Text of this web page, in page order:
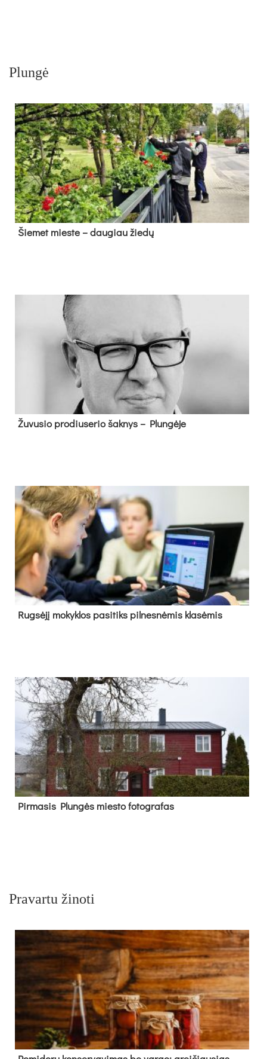
Plungė
Šie­met mies­te – dau­giau žie­dų
Žu­vu­sio pro­diu­se­rio šak­nys – Plun­gė­je
Rug­sė­jį mo­kyk­los pa­si­tiks pil­nes­nė­mis kla­sė­mis
Pir­ma­sis Plun­gės mies­to fo­tog­ra­fas
Pravartu žinoti